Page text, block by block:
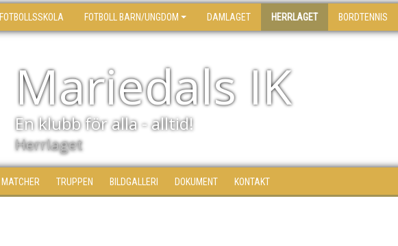
FOTBOLLSSKOLA FOTBOLL BARN/UNGDOM DAMLAGET HERRLAGET BORDTENNIS
Mariedals IK
En klubb för alla - alltid!
Herrlaget
MATCHER TRUPPEN BILDGALLERI DOKUMENT KONTAKT